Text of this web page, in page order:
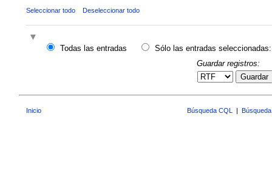
Seleccionar todo Deseleccionar todo
Todas las entradas
Sólo las entradas seleccionadas:
Guardar registros:
Guardar
Inicio Búsqueda CQL